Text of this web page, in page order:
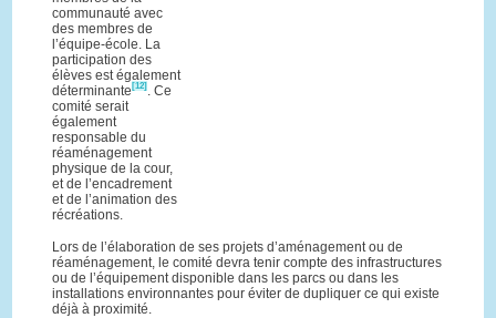
communauté avec
des membres de
l’équipe-école. La
participation des
élèves est également
déterminante [12] . Ce
comité serait
également
responsable du
réaménagement
physique de la cour,
et de l’encadrement
et de l’animation des
récréations.
Lors de l’élaboration de ses projets d’aménagement ou de
réaménagement, le comité devra tenir compte des infrastructures
ou de l’équipement disponible dans les parcs ou dans les
installations environnantes pour éviter de dupliquer ce qui existe
déjà à proximité.